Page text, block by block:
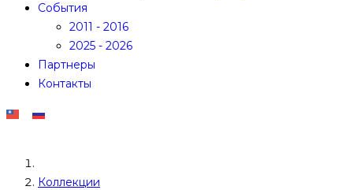
События
2011 - 2016
2025 - 2026
Партнеры
Контакты
Коллекции